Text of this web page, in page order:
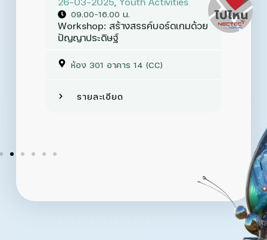
09.00-16.00 น.
Workshop: สร้างสรรค์บอร์ดเกมด้วย
ปัญญาประดิษฐ์
ห้อง 301 อาคาร 14 (CC)
รายละเอียด
เขียน